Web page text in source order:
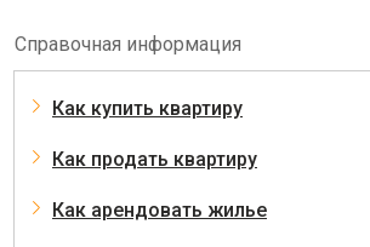
Справочная информация
Как купить квартиру
Как продать квартиру
Как арендовать жилье